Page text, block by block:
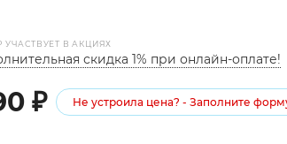
УЧАСТВУЕТ В АКЦИЯХ
скидка 1% при онлайн-оплате!
₽ Не устроила цена? - Заполните